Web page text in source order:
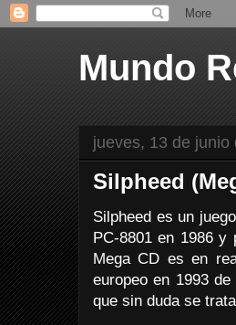
Mundo
jueves, 13 de junio
Silpheed
Silpheed es un
PC-8801 en 1986 y
Mega CD es en
europeo en 1993
que sin duda se